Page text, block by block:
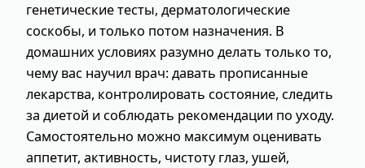
генетические тесты, дерматологические
соскобы, и только потом назначения. В
домашних условиях разумно делать только то,
чему вас научил врач: давать прописанные
лекарства, контролировать состояние, следить
за диетой и соблюдать рекомендации по уходу.
Самостоятельно можно максимум оценивать
аппетит, активность, чистоту глаз, ушей,